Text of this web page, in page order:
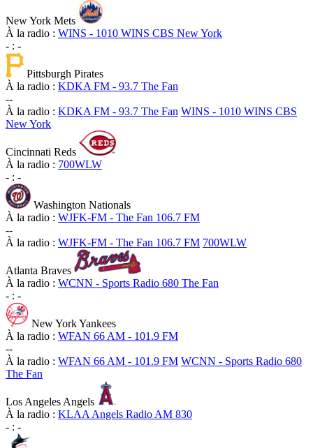
New York Mets
À la radio : WINS - 1010 WINS CBS New York
- : -
Pittsburgh Pirates
À la radio : KDKA FM - 93.7 The Fan
--
À la radio : KDKA FM - 93.7 The Fan WINS - 1010 WINS CBS
New York
Cincinnati Reds
À la radio : 700WLW
- : -
Washington Nationals
À la radio : WJFK-FM - The Fan 106.7 FM
--
À la radio : WJFK-FM - The Fan 106.7 FM 700WLW
Atlanta Braves
À la radio : WCNN - Sports Radio 680 The Fan
- : -
New York Yankees
À la radio : WFAN 66 AM - 101.9 FM
--
À la radio : WFAN 66 AM - 101.9 FM WCNN - Sports Radio 680
The Fan
Los Angeles Angels
À la radio : KLAA Angels Radio AM 830
- : -